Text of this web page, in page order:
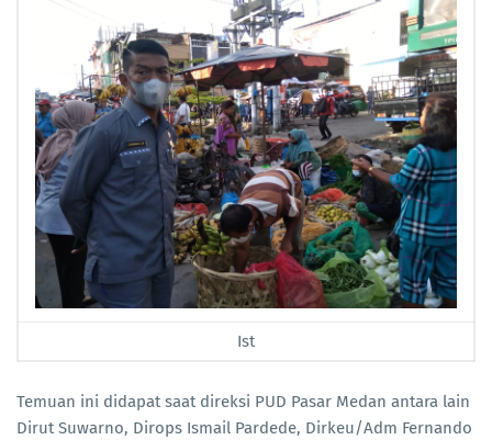
Ist
Temuan ini didapat saat direksi PUD Pasar Medan antara lain
Dirut Suwarno, Dirops Ismail Pardede, Dirkeu/Adm Fernando